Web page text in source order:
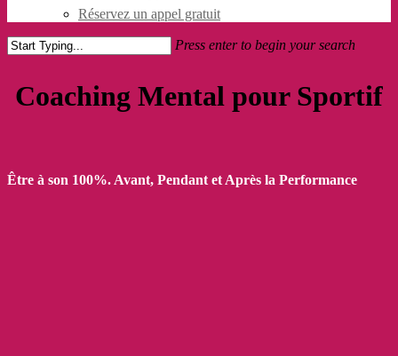
Réservez un appel gratuit
Press enter to begin your search
Coaching Mental pour Sportif
Être à son 100%. Avant, Pendant et Après la Performance